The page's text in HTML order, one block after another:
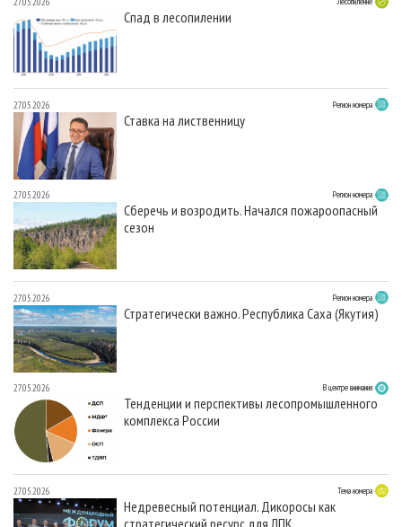
Спад в лесопилении
27.05.2026 Регион номера
Ставка на лиственницу
27.05.2026 Регион номера
Сберечь и возродить. Начался пожароопасный
сезон
27.05.2026 Регион номера
Стратегически важно. Республика Саха (Якутия)
27.05.2026 В центре внимания
Тенденции и перспективы лесопромышленного
комплекса России
27.05.2026 Тема номера
Недревесный потенциал. Дикоросы как
стратегический ресурс для ЛПК